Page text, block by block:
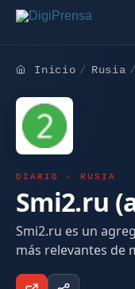
Inicio Rusia
DIARIO · RUSIA
Smi2.ru
Smi2.ru es un
más relevantes de